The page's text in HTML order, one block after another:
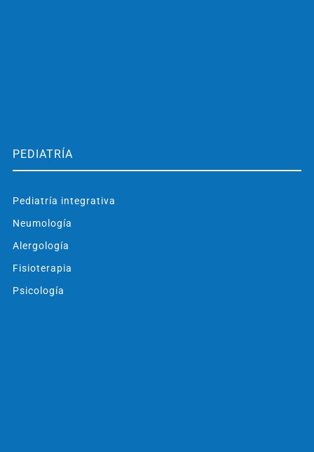
PEDIATRÍA
Pediatría integrativa
Neumología
Alergología
Fisioterapia
Psicología